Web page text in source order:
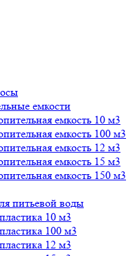
емкости
емкость 10 м3
емкость 100 м3
емкость 12 м3
емкость 15 м3
емкость 150 м3
питьевой воды
10 м3
100 м3
12 м3